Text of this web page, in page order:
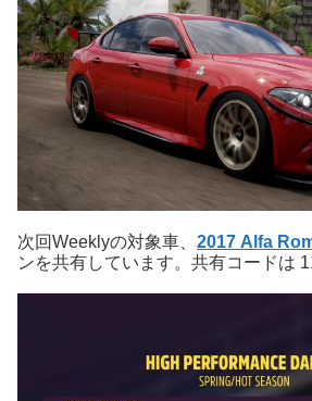
次回Weeklyの対象車、 2017 Alfa
ンを共有しています。共有コードは